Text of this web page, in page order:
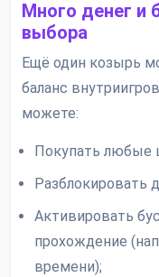
Много денег и
выбора
Ещё один козырь
баланс
можете:
Покупать
Разблокировать
Активировать
прохождение
времени);